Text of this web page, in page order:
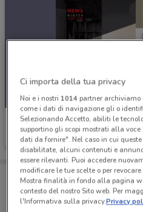
Edil Kamin
Scade il 31/10
Porta DoveConviene
Puoi trovare le
salvarle e creare la
dal tuo cellulare.
Ci importa della tua privacy
Noi e i nostri 1014partner archiviamo
come i dati di navigazione gli o
Selezionando Accetto, abiliti le
supportino gli scopi mostrati alla
dati da fornire". Nel caso in cui queste
disabilitate, alcuni contenuti e
essere rilevanti. Puoi accedere
modificare le tue scelte o per
Mostra finalità in fondo alla pagina
contesto del nostro Sito web. Per
l'Informativa sulla privacy.Privacy